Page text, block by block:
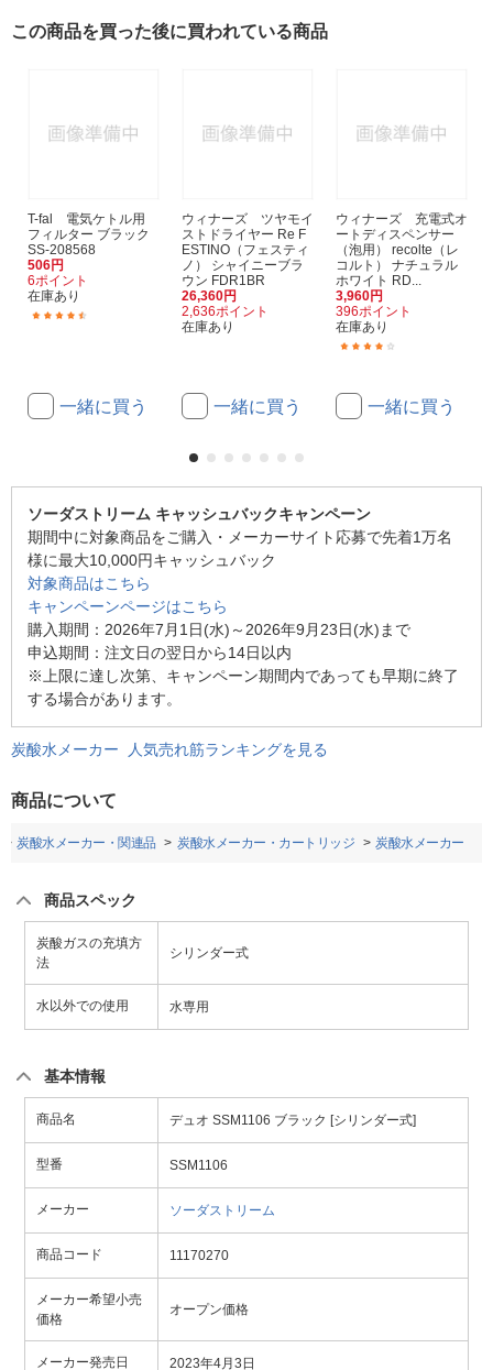
この商品を買った後に買われている商品
T-fal 電気ケトル用
フィルター ブラック
SS-208568
506円
6ポイント
在庫あり
一緒に買う
ウィナーズ ツヤモイ
ストドライヤー Re F
ESTINO（フェスティ
ノ） シャイニーブラ
ウン FDR1BR
26,360円
2,636ポイント
在庫あり
一緒に買う
ウィナーズ 充電式オ
ートディスペンサー
（泡用） recolte（レ
コルト） ナチュラル
ホワイト RD...
3,960円
396ポイント
在庫あり
一緒に買う
ソーダストリーム キャッシュバックキャンペーン
期間中に対象商品をご購入・メーカーサイト応募で先着1万名
様に最大10,000円キャッシュバック
対象商品はこちら
キャンペーンページはこちら
購入期間：2026年7月1日(水)～2026年9月23日(水)まで
申込期間：注文日の翌日から14日以内
※上限に達し次第、キャンペーン期間内であっても早期に終了
する場合があります。
炭酸水メーカー 人気売れ筋ランキングを見る
商品について
炭酸水メーカー・関連品 炭酸水メーカー・カートリッジ 炭酸水メーカー
商品スペック
炭酸ガスの充填方
法
シリンダー式
水以外での使用 水専用
基本情報
商品名 デュオ SSM1106 ブラック [シリンダー式]
型番 SSM1106
メーカー ソーダストリーム
商品コード 11170270
メーカー希望小売
価格
オープン価格
メーカー発売日 2023年4月3日